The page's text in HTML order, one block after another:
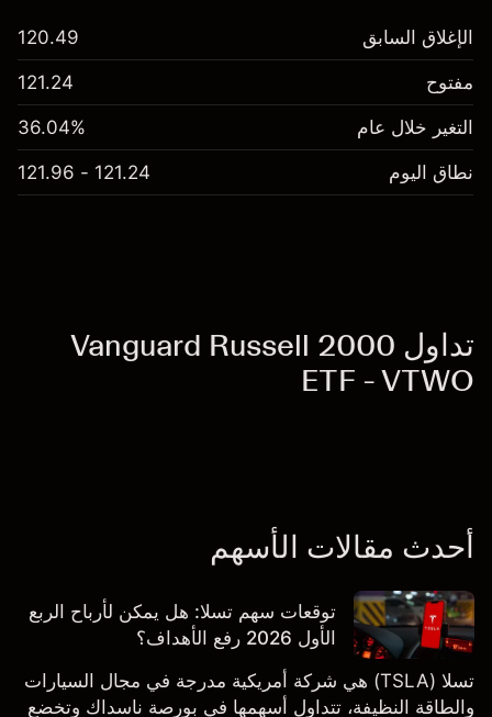
الإغلاق السابق 120.49
مفتوح 121.24
التغير خلال عام 36.04%
نطاق اليوم 121.24 - 121.96
تداول Vanguard Russell 2000
ETF - VTWO
أحدث مقالات الأسهم
توقعات سهم تسلا: هل يمكن لأرباح الربع
الأول 2026 رفع الأهداف؟
تسلا (TSLA) هي شركة أمريكية مدرجة في مجال السيارات
والطاقة النظيفة، تتداول أسهمها في بورصة ناسداك وتخضع